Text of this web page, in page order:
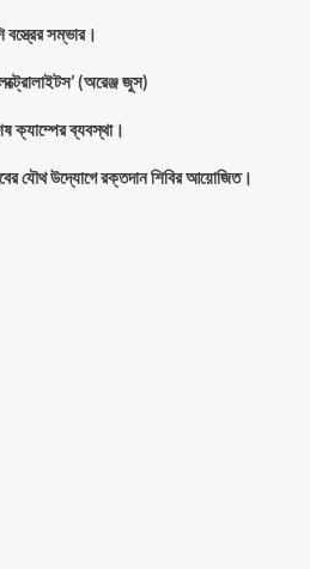
বস্ত্রের সম্ভার।
(অরেঞ্জ জুস)
ক্যাম্পের ব্যবস্থা।
যৌথ উদ্যোগে রক্তদান শিবির আয়োজিত।